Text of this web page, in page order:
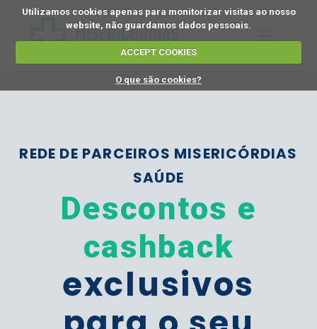
Utilizamos cookies apenas para monitorizar visitas ao nosso
website, não guardamos dados pessoais.
ACCEPT COOKIES
O que são cookies?
REDE DE PARCEIROS MISERICÓRDIAS
SAÚDE
Descontos e
cashback
exclusivos